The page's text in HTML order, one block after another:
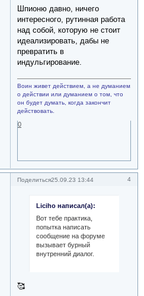
Шпионю давно, ничего
интересного, рутинная работа
над собой, которую не стоит
идеализировать, дабы не
превратить в
индульгирование.
Воин живет действием, а не думанием
о действии или думанием о том, что
он будет думать, когда закончит
действовать.
0
Поделиться 4
25.09.23 13:44
Liciho написал(а):
Вот тебе практика,
попытка написать
сообщение на форуме
вызывает бурный
внутренний диалог.
🥰